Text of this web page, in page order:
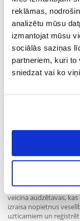
reklāmas,
analizētu mūsu
izmantojat mūsu
sociālās saziņas
partneriem, kuri to
sniedzat vai ko
tie nepietiekami
uzmanība jāpievērš
zobakmens
regulāras pārbaudes.
saasinās, ja viņus
gardumiem. Bieži vien
somās. Daži
mērā, ka suņiem
Atņemot sunim
vai somā ir pamatota.
temperatūras - tie ir
iemāca suņiem
viņiem var būt ērti, bet
apgūst kontaktus ar
apkārtējo pasauli. Tā
zemu novērtēt
veselību un pareizu
veicina audzētavas,
izraisa nopietnus
uzticamiem un